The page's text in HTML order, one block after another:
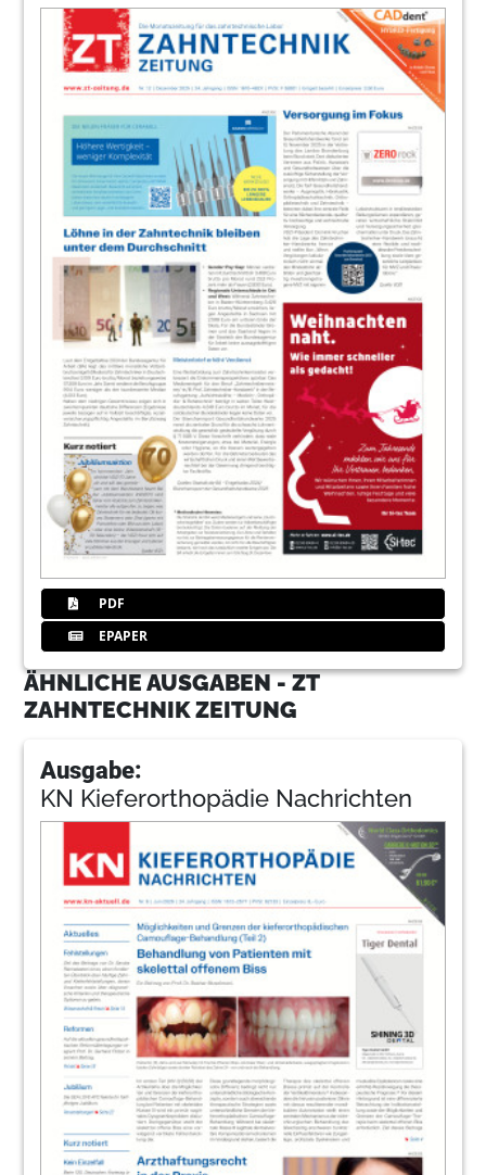
PDF
EPAPER
ÄHNLICHE AUSGABEN - ZT
ZAHNTECHNIK ZEITUNG
Ausgabe:
KN Kieferorthopädie Nachrichten